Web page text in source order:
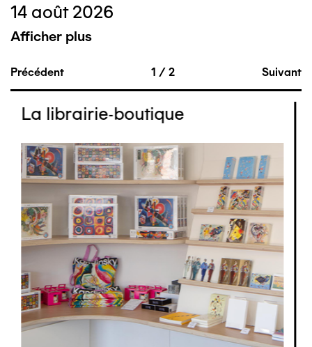
14 août 2026
Afficher plus
Précédent 1 / 2 Suivant
La librairie-boutique
Image